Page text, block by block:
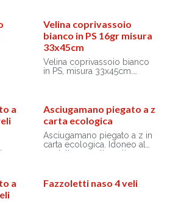
Velina coprivassoio
bianco in PS 16gr misura
33x45cm
Velina coprivassoio bianco
in PS, misura 33x45cm.
Non utilizzabile in forno
microonde.
a
Asciugamano piegato a z
carta ecologica
Asciugamano piegato a z in
carta ecologica. Idoneo al
contatto con alimenti
a
Fazzoletti naso 4 veli